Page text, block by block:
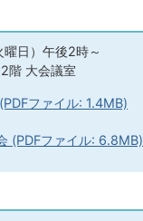
日）午後2時～
階 大会議室
ファイル: 1.4MB)
(PDFファイル: 6.8MB)